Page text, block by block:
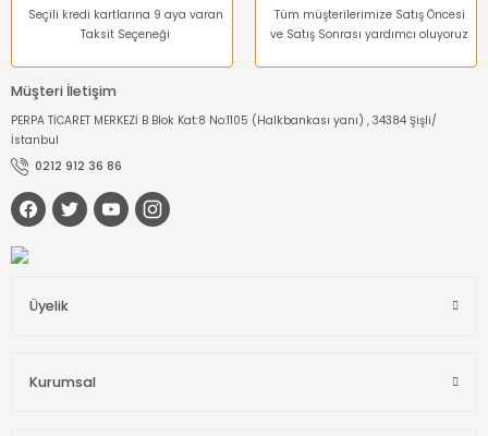
Seçili kredi kartlarına 9 aya varan
Taksit Seçeneği
Tüm müşterilerimize Satış Öncesi
ve Satış Sonrası yardımcı oluyoruz
Müşteri İletişim
PERPA TİCARET MERKEZİ B Blok Kat:8 No:1105 (Halkbankası yanı) , 34384 Şişli/
İstanbul
0212 912 36 86
Üyelik
Kurumsal